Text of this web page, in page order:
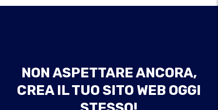
NON ASPETTARE ANCORA,
CREA IL TUO SITO WEB OGGI